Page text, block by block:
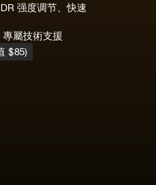
强度调节、快速
屬技術支援
$85)